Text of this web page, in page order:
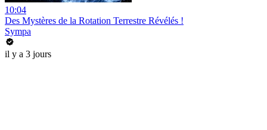
10:04
Des Mystères de la Rotation Terrestre Révélés !
Sympa
il y a 3 jours